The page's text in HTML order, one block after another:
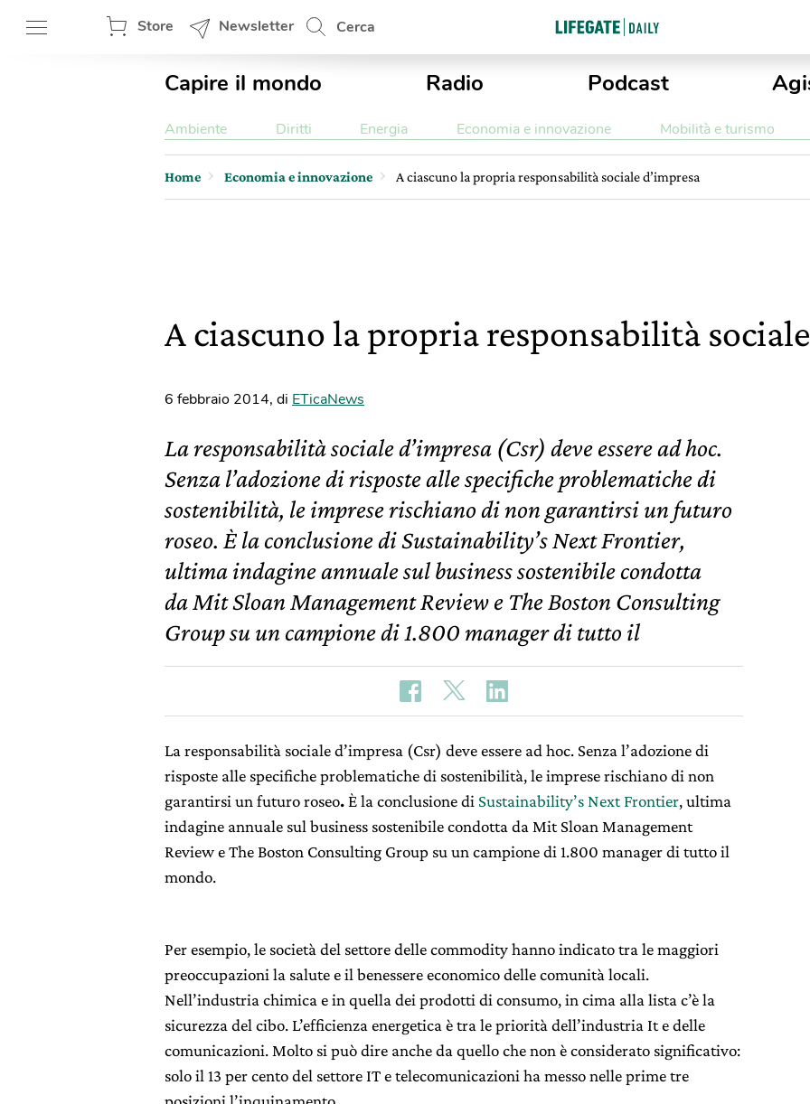
Store Newsletter Cerca
Capire il mondo Radio Podcast
Ambiente Diritti Energia Economia e innovazione Mobilità e turismo
Home Economia e innovazione A ciascuno la propria responsabilità sociale d’impresa
A ciascuno la propria responsabilità
6 febbraio 2014, di ETicaNews
La responsabilità sociale d’impresa (Csr) deve essere ad hoc.
Senza l’adozione di risposte alle specifiche problematiche di
sostenibilità, le imprese rischiano di non garantirsi un futuro
roseo. È la conclusione di Sustainability’s Next Frontier,
ultima indagine annuale sul business sostenibile condotta
da Mit Sloan Management Review e The Boston Consulting
Group su un campione di 1.800 manager di tutto il
La responsabilità sociale d’impresa (Csr) deve essere ad hoc. Senza l’adozione di
risposte alle specifiche problematiche di sostenibilità, le imprese rischiano di non
garantirsi un futuro roseo. È la conclusione di Sustainability’s Next Frontier, ultima
indagine annuale sul business sostenibile condotta da Mit Sloan Management
Review e The Boston Consulting Group su un campione di 1.800 manager di tutto il
mondo.
Per esempio, le società del settore delle commodity hanno indicato tra le maggiori
preoccupazioni la salute e il benessere economico delle comunità locali.
Nell’industria chimica e in quella dei prodotti di consumo, in cima alla lista c’è la
sicurezza del cibo. L’efficienza energetica è tra le priorità dell’industria It e delle
comunicazioni. Molto si può dire anche da quello che non è considerato significativo:
solo il 13 per cento del settore IT e telecomunicazioni ha messo nelle prime tre